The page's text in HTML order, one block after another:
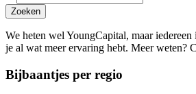
Zoeken
We heten wel YoungCapital, maar
je al wat meer ervaring hebt. Meer weten?
Bijbaantjes per regio